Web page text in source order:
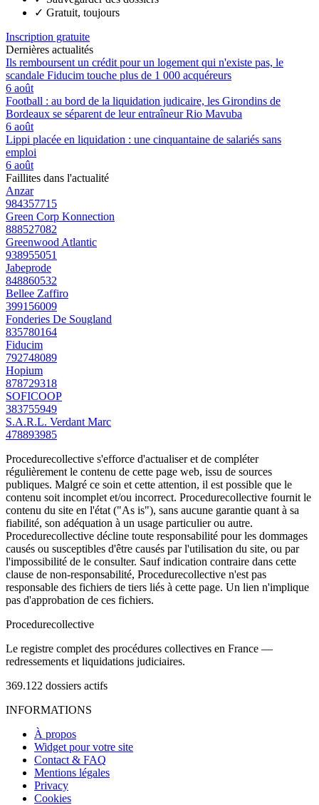
✓ Gratuit, toujours
Inscription gratuite
Dernières actualités
Ils remboursent un crédit pour un logement qui n'existe pas, le
scandale Fiducim touche plus de 1 000 acquéreurs
6 août
Football : au bord de la liquidation judicaire, les Girondins de
Bordeaux se séparent de leur entraîneur Rio Mavuba
6 août
Lippi placée en liquidation : une cinquantaine de salariés sans
emploi
6 août
Faillites dans l'actualité
Anzar
984357715
Green Corp Konnection
888527082
Greenwood Atlantic
938955051
Jabeprode
848860532
Bellee Zaffiro
399156009
Fonderies De Sougland
835780164
Fiducim
792748089
Hopium
878729318
SOFICOOP
383755949
S.A.R.L. Verdant Marc
478893985
Procedurecollective s'efforce d'actualiser et de compléter
régulièrement le contenu de cette page web, issu de sources
publiques. Malgré ce soin et cette attention, il est possible que le
contenu soit incomplet et/ou incorrect. Procedurecollective fournit le
contenu du site en l'état ("As is"), sans aucune garantie quant à sa
fiabilité, son adéquation à un usage particulier ou autre.
Procedurecollective décline toute responsabilité pour les dommages
causés ou susceptibles d'être causés par l'utilisation du site, ou par
l'impossibilité de le consulter. Sauf indication contraire dans cette
clause de non-responsabilité, Procedurecollective n'est pas
responsable des fichiers de tiers liés à cette page. Un lien n'implique
pas d'approbation de ces fichiers.
Procedurecollective
Le registre complet des procédures collectives en France —
redressements et liquidations judiciaires.
369.122 dossiers actifs
INFORMATIONS
À propos
Widget pour votre site
Contact & FAQ
Mentions légales
Privacy
Cookies